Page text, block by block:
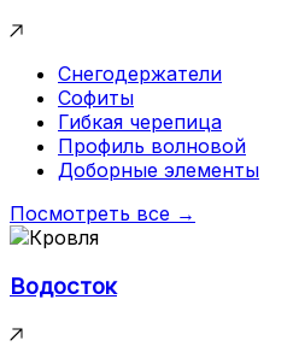
Снегодержатели
Софиты
Гибкая черепица
Профиль волновой
Доборные элементы
Посмотреть все →
Водосток